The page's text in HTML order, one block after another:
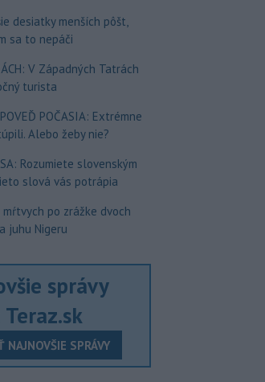
desiatky menších pôšt,
sa to nepáči
V Západných Tatrách
turista
POČASIA: Extrémne
Alebo žeby nie?
Rozumiete slovenským
slová vás potrápia
po zrážke dvoch
juhu Nigeru
správy
Teraz.sk
NAJNOVŠIE SPRÁVY